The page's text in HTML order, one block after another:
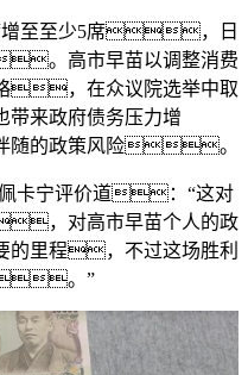
增至至少5席，日
。高市早苗以调整消费
，在众议院选举中取
来政府债务压力增
随的政策风险。
佩卡宁评价道：“这对
，对高市早苗个人的政
里程，不过这场胜利
。”